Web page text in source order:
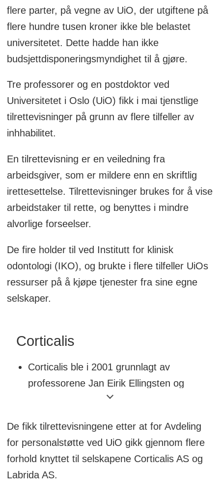
flere parter, på vegne av UiO, der utgiftene på
flere hundre tusen kroner ikke ble belastet
universitetet. Dette hadde han ikke
budsjettdisponeringsmyndighet til å gjøre.
Tre professorer og en postdoktor ved
Universitetet i Oslo (UiO) fikk i mai tjenstlige
tilrettevisninger på grunn av flere tilfeller av
inhhabilitet.
En tilrettevisning er en veiledning fra
arbeidsgiver, som er mildere enn en skriftlig
irettesettelse. Tilrettevisninger brukes for å vise
arbeidstaker til rette, og benyttes i mindre
alvorlige forseelser.
De fire holder til ved Institutt for klinisk
odontologi (IKO), og brukte i flere tilfeller UiOs
ressurser på å kjøpe tjenester fra sine egne
selskaper.
Corticalis
Corticalis ble i 2001 grunnlagt av
professorene Jan Eirik Ellingsten og
Ståle Petter Lyngstadaas,
Selskapet jobber med research og
utviklingen av teknologi med
beinregenerasjon og biomateriale.
Professor Håvard Jostein Hagen er sjef
De fikk tilrettevisningene etter at for Avdeling
for personalstøtte ved UiO gikk gjennom flere
forhold knyttet til selskapene Corticalis AS og
Labrida AS.